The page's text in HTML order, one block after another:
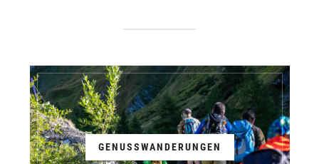
GENUSSWANDERUNGEN